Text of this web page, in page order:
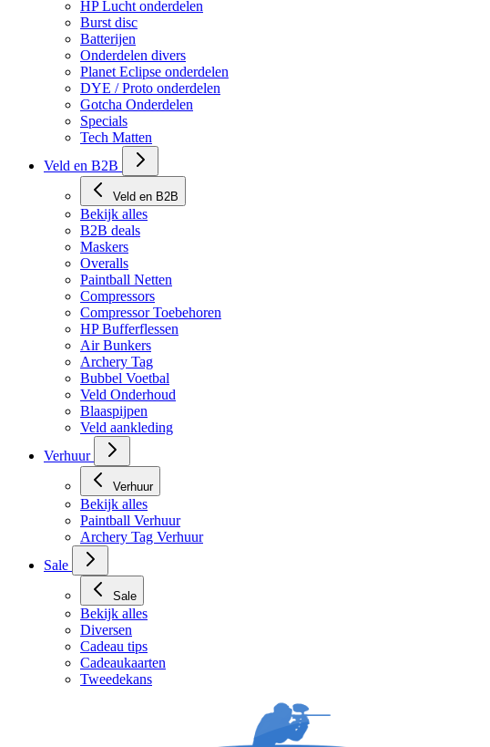
HP Lucht onderdelen
Burst disc
Batterijen
Onderdelen divers
Planet Eclipse onderdelen
DYE / Proto onderdelen
Gotcha Onderdelen
Specials
Tech Matten
Veld en B2B
Veld en B2B
Bekijk alles
B2B deals
Maskers
Overalls
Paintball Netten
Compressors
Compressor Toebehoren
HP Bufferflessen
Air Bunkers
Archery Tag
Bubbel Voetbal
Veld Onderhoud
Blaaspijpen
Veld aankleding
Verhuur
Verhuur
Bekijk alles
Paintball Verhuur
Archery Tag Verhuur
Sale
Sale
Bekijk alles
Diversen
Cadeau tips
Cadeaukaarten
Tweedekans